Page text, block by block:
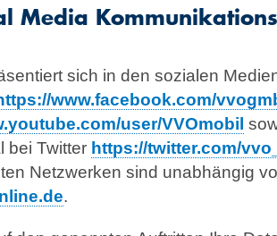
Media
sich in den sozialen
www.facebook.com/
user/VVOmobil
bei Twitter https://twitter.com/
Netzwerken sind unabhängig
.